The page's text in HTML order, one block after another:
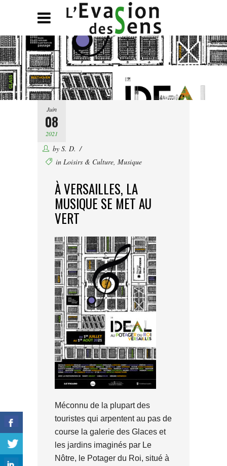
Juin
08
2021
by S. D.
in Loisirs & Culture, Musique
À VERSAILLES, LA
MUSIQUE SE MET AU
VERT
Méconnu de la plupart des
touristes qui arpentent au pas de
course la galerie des Glaces et
les jardins imaginés par Le
Nôtre, le Potager du Roi, situé à